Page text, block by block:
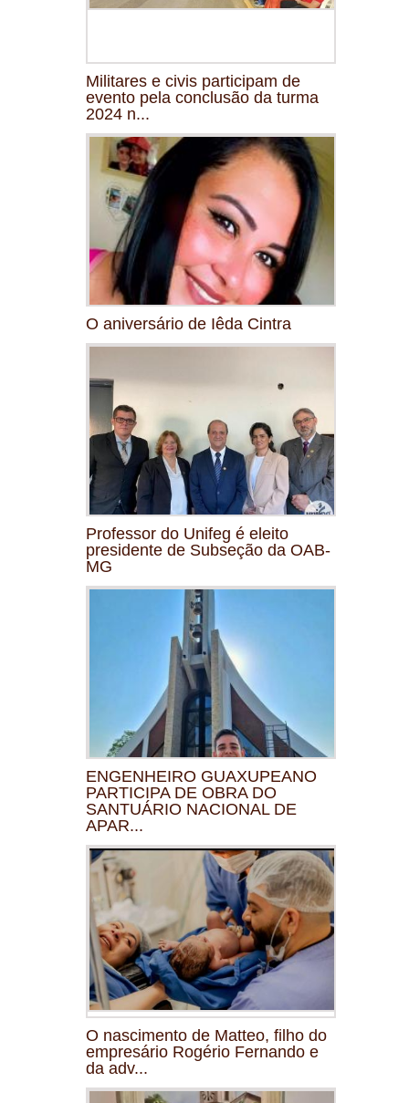
Militares e civis participam de
evento pela conclusão da turma
2024 n...
O aniversário de Iêda Cintra
Professor do Unifeg é eleito
presidente de Subseção da OAB-
MG
ENGENHEIRO GUAXUPEANO
PARTICIPA DE OBRA DO
SANTUÁRIO NACIONAL DE
APAR...
O nascimento de Matteo, filho do
empresário Rogério Fernando e
da adv...